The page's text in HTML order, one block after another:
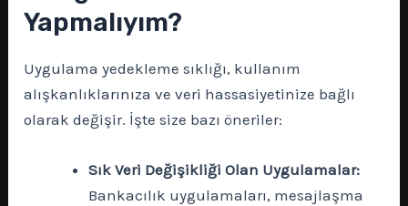
Yapmalıyım?
Uygulama yedekleme sıklığı, kullanım
alışkanlıklarınıza ve veri hassasiyetinize bağlı
olarak değişir. İşte size bazı öneriler:
Sık Veri Değişikliği Olan Uygulamalar:
Bankacılık uygulamaları, mesajlaşma